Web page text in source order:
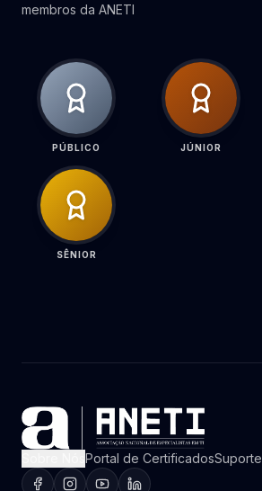
membros da ANETI
PÚBLICO JÚNIOR
SÊNIOR
Portal de CertificadosSuporte